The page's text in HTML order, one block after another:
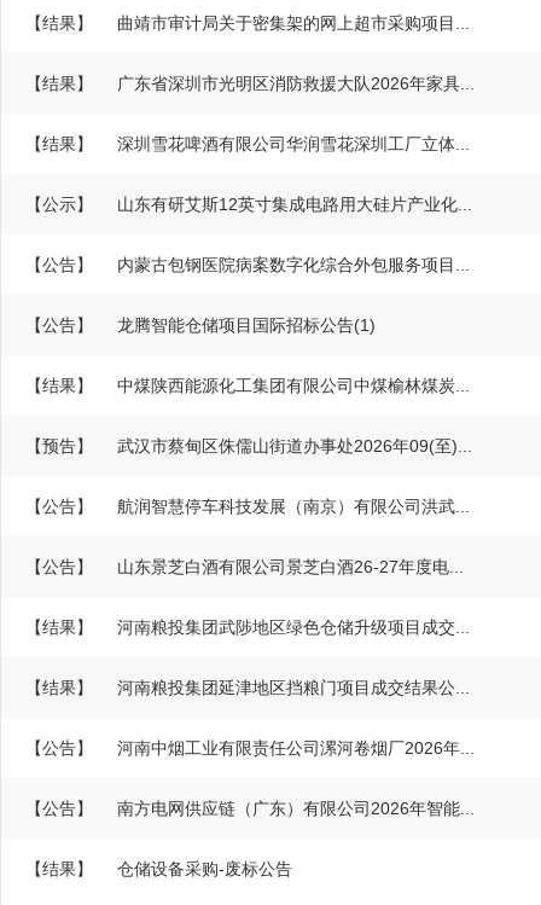
【结果】 曲靖市审计局关于密集架的网上超市采购项目...
【结果】 广东省深圳市光明区消防救援大队2026年家具...
【结果】 深圳雪花啤酒有限公司华润雪花深圳工厂立体...
【公示】 山东有研艾斯12英寸集成电路用大硅片产业化...
【公告】 内蒙古包钢医院病案数字化综合外包服务项目...
【公告】 龙腾智能仓储项目国际招标公告(1)
【结果】 中煤陕西能源化工集团有限公司中煤榆林煤炭...
【预告】 武汉市蔡甸区侏儒山街道办事处2026年09(至)...
【公告】 航润智慧停车科技发展（南京）有限公司洪武...
【公告】 山东景芝白酒有限公司景芝白酒26-27年度电...
【结果】 河南粮投集团武陟地区绿色仓储升级项目成交...
【结果】 河南粮投集团延津地区挡粮门项目成交结果公...
【公告】 河南中烟工业有限责任公司漯河卷烟厂2026年...
【公告】 南方电网供应链（广东）有限公司2026年智能...
【结果】 仓储设备采购-废标公告